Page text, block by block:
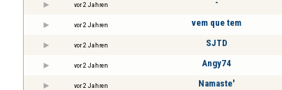
vor 2 Jahren -
vor 2 Jahren vem que tem
vor 2 Jahren SJTD
vor 2 Jahren Angy74
vor 2 Jahren Namaste'